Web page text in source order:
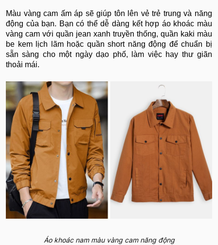
Màu vàng cam ấm áp sẽ giúp tôn lên vẻ trẻ trung và năng
động của bạn. Bạn có thể dễ dàng kết hợp áo khoác màu
vàng cam với quần jean xanh truyền thống, quần kaki màu
be kem lịch lãm hoặc quần short năng động để chuẩn bị
sẵn sàng cho một ngày dạo phố, làm việc hay thư giãn
thoải mái.
Áo khoác nam màu vàng cam năng động